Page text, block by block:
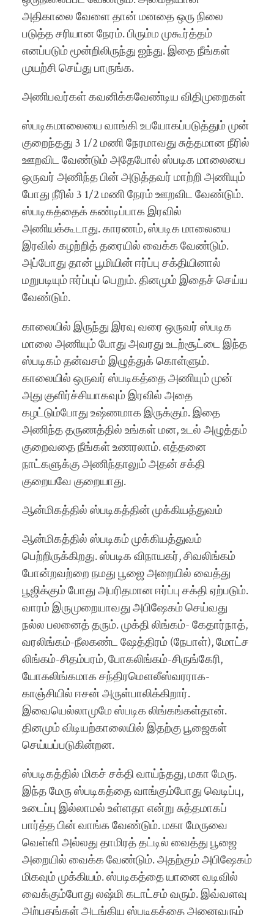
அதிகாலை வேளை தான் மனதை ஒரு நிலை
படுத்த சரியான நேரம். பிரும்ம முகூர்த்தம்
எனப்படும் மூன்றிலிருந்து ஐந்து. இதை நீங்கள்
முயற்சி செய்து பாருங்க.
அணிபவர்கள் கவனிக்கவேண்டிய விதிமுறைகள்
ஸ்படிகமாலையை வாங்கி உபயோகப்படுத்தும் முன்
குறைந்தது 3 1/2 மணி நேரமாவது சுத்தமான நீரில்
ஊறவிட வேண்டும் அதேபோல் ஸ்படிக மாலையை
ஒருவர் அணிந்த பின் அடுத்தவர் மாற்றி அணியும்
போது நீரில் 3 1/2 மணி நேரம் ஊறவிட வேண்டும்.
ஸ்படிகத்தைக் கண்டிப்பாக இரவில்
அணியக்கூடாது. காரணம், ஸ்படிக மாலையை
இரவில் கழற்றித் தரையில் வைக்க வேண்டும்.
அப்போது தான் பூமியின் ஈர்ப்பு சக்தியினால்
மறுபடியும் ஈர்ப்புப் பெறும். தினமும் இதைச் செய்ய
வேண்டும்.
காலையில் இருந்து இரவு வரை ஒருவர் ஸ்படிக
மாலை அணியும் போது அவரது உடற்சூட்டை இந்த
ஸ்படிகம் தன்வசம் இழுத்துக் கொள்ளும்.
காலையில் ஒருவர் ஸ்படிகத்தை அணியும் முன்
அது குளிர்ச்சியாகவும் இரவில் அதை
கழட்டும்போது உஷ்ணமாக இருக்கும். இதை
அணிந்த தருணத்தில் உங்கள் மன, உடல் அழுத்தம்
குறைவதை நீங்கள் உணரலாம். எத்தனை
நாட்களுக்கு அணிந்தாலும் அதன் சக்தி
குறையவே குறையாது.
ஆன்மிகத்தில் ஸ்படிகத்தின் முக்கியத்துவம்
ஆன்மிகத்தில் ஸ்படிகம் முக்கியத்துவம்
பெற்றிருக்கிறது. ஸ்படிக விநாயகர், சிவலிங்கம்
போன்றவற்றை நமது பூஜை அறையில் வைத்து
பூஜிக்கும் போது அபரிதமான ஈர்ப்பு சக்தி ஏற்படும்.
வாரம் இருமுறையாவது அபிஷேகம் செய்வது
நல்ல பலனைத் தரும். முக்தி லிங்கம்- கேதார்நாத்,
வரலிங்கம்-நீலகண்ட ஷேத்திரம் (நேபாள்), மோட்ச
லிங்கம்-சிதம்பரம், போகலிங்கம்-சிருங்கேரி,
யோகலிங்கமாக சந்திரமௌலீஸ்வரராக-
காஞ்சியில் ஈசன் அருள்பாலிக்கிறார்.
இவையெல்லாமுமே ஸ்படிக லிங்கங்கள்தான்.
தினமும் விடியற்காலையில் இதற்கு பூஜைகள்
செய்யப்படுகின்றன.
ஸ்படிகத்தில் மிகச் சக்தி வாய்ந்தது, மகா மேரு.
இந்த மேரு ஸ்படிகத்தை வாங்கும்போது வெடிப்பு,
உடைப்பு இல்லாமல் உள்ளதா என்று சுத்தமாகப்
பார்த்த பின் வாங்க வேண்டும். மகா மேருவை
வெள்ளி அல்லது தாமிரத் தட்டில் வைத்து பூஜை
அறையில் வைக்க வேண்டும். அதற்கும் அபிஷேகம்
மிகவும் முக்கியம். ஸ்படிகத்தை யானை வடிவில்
வைக்கும்போது லஷ்மி கடாட்சம் வரும். இவ்வளவு
அற்புதங்கள் அடங்கிய ஸ்படிகத்தை அனைவரும்